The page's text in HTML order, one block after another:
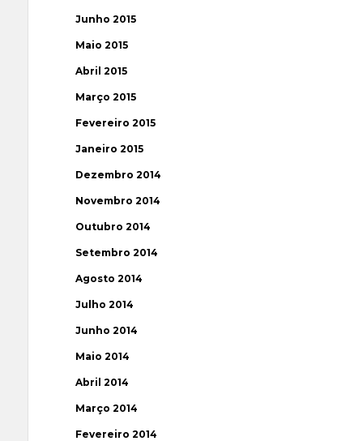
Junho 2015
Maio 2015
Abril 2015
Março 2015
Fevereiro 2015
Janeiro 2015
Dezembro 2014
Novembro 2014
Outubro 2014
Setembro 2014
Agosto 2014
Julho 2014
Junho 2014
Maio 2014
Abril 2014
Março 2014
Fevereiro 2014